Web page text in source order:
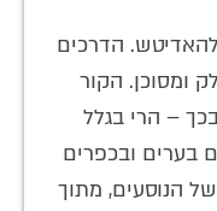
הדרכים
ומסוכן. הקור
– הרי בגלל
בערים ובכפרים
הנוסעים, מתוך